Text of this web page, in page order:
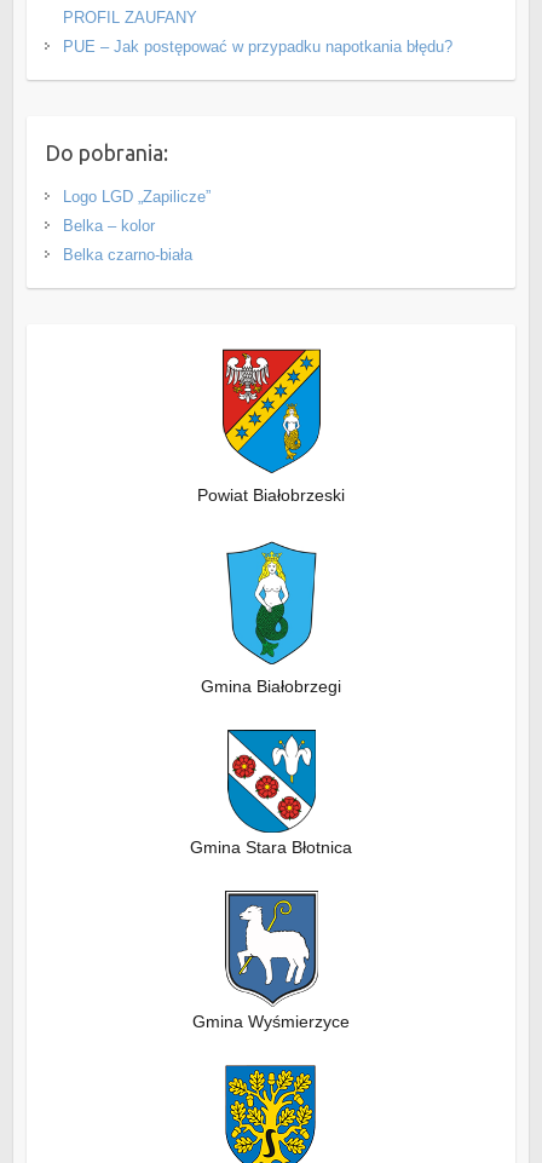
PROFIL ZAUFANY
PUE – Jak postępować w przypadku napotkania błędu?
Do pobrania:
Logo LGD „Zapilicze”
Belka – kolor
Belka czarno-biała
Powiat Białobrzeski
Gmina Białobrzegi
Gmina Stara Błotnica
Gmina Wyśmierzyce